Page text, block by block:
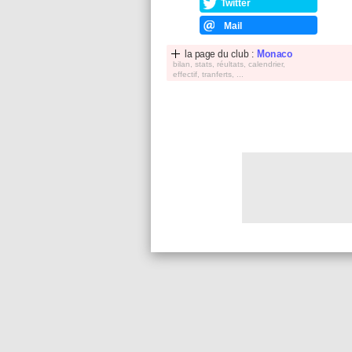
Twitter
Mail
la page du club : Monaco
bilan, stats, réultats, calendrier,
effectif, tranferts, ...